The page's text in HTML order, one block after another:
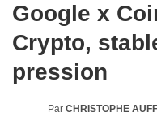
Google x
Crypto,
pression
Par CHRISTOPHE